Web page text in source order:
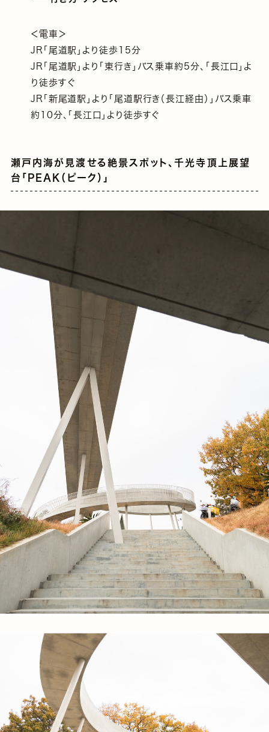
＜電車＞
JR「尾道駅」より徒歩15分
JR「尾道駅」より「東行き」バス乗車約5分、「長江口」よ
り徒歩すぐ
JR「新尾道駅」より「尾道駅行き（長江経由）」バス乗車
約10分、「長江口」より徒歩すぐ
瀬戸内海が見渡せる絶景スポット、千光寺頂上展望
台「PEAK（ピーク）」